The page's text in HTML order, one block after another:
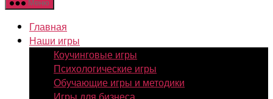
Меню
Главная
Наши игры
Коучинговые игры
Психологические игры
Обучающие игры и методики